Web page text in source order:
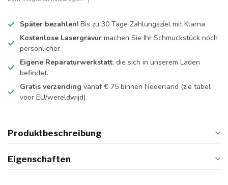
Später bezahlen! Bis zu 30 Tage Zahlungsziel mit Klarna
Kostenlose Lasergravur machen Sie Ihr Schmuckstück noch
persönlicher.
Eigene Reparaturwerkstatt, die sich in unserem Laden
befindet.
Gratis verzending vanaf € 75 binnen Nederland (zie tabel
voor EU/wereldwijd)
Produktbeschreibung
Eigenschaften